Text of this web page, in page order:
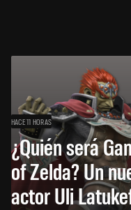
HACE 11 HORAS
¿Quién será
of Zelda? Un
actor Uli